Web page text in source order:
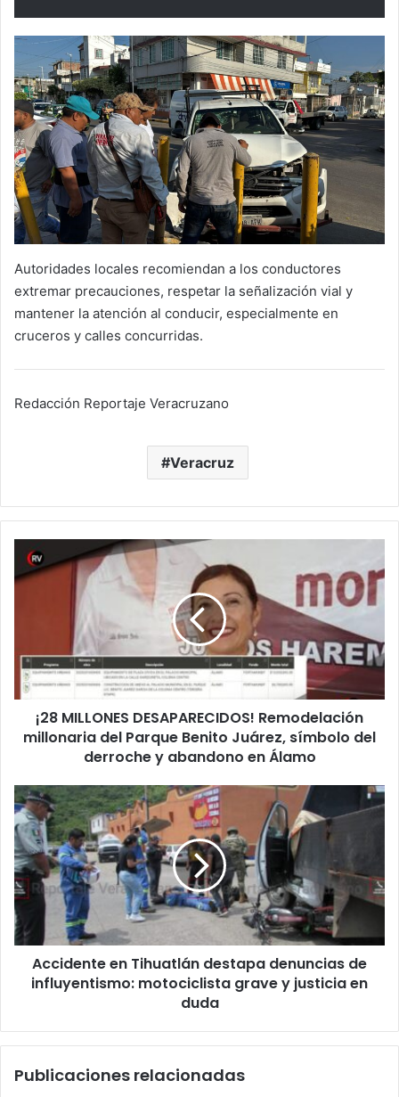
Autoridades locales recomiendan a los conductores
extremar precauciones, respetar la señalización vial y
mantener la atención al conducir, especialmente en
cruceros y calles concurridas.
Redacción Reportaje Veracruzano
Veracruz
¡28
MILLONES
DESAPARECIDOS!
Remodelación
Parque
Benito
Juárez,
símbolo
del
abandono
en
Álamo
¡28 MILLONES DESAPARECIDOS! Remodelación
millonaria del Parque Benito Juárez, símbolo del
derroche y abandono en Álamo
Accidente
en
Tihuatlán
destapa
denuncias
de
influyentismo:
motociclista
grave
justicia
Accidente en Tihuatlán destapa denuncias de
influyentismo: motociclista grave y justicia en
duda
Publicaciones relacionadas